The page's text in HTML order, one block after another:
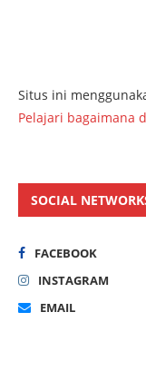
Situs ini
Pelajari bagaimana
SOCIAL
FACEBOOK
INSTAGRAM
EMAIL